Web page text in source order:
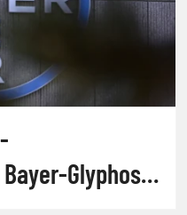
Glyphosat